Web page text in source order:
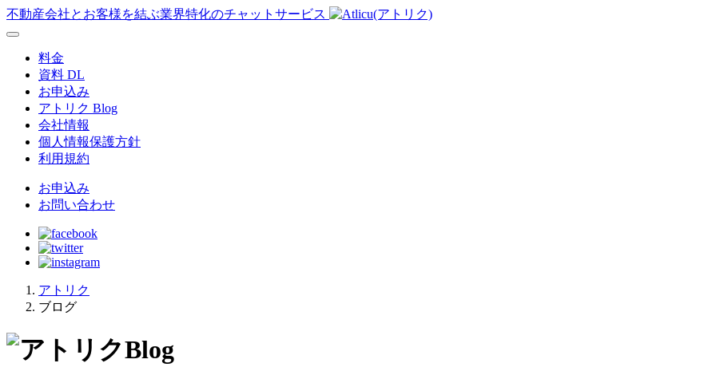
不動産会社とお客様を結ぶ業界特化のチャットサービス
料金
資料 DL
お申込み
アトリク Blog
会社情報
個人情報保護方針
利用規約
お申込み
お問い合わせ
アトリク
ブログ
Blog